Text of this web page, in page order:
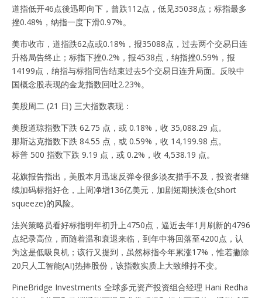
道指低开46点後迅即向下，曾跌112点，低见35038点；标指最多
挫0.48%，纳指一度下滑0.97%。
美市收市，道指跌62点或0.18%，报35088点，过去两个交易日连
升格局告终止；标指下挫0.2%，报4538点，纳指挫0.59%，报
14199点，纳指与标指同告结束过去5个交易日连升局面。反映中
国概念股表现的金龙指数回吐2.23%。
美股周二 (21 日) 三大指数表现：
美股道琼指数下跌 62.75 点，或 0.18%，收 35,088.29 点。
那斯达克指数下跌 84.55 点，或 0.59%，收 14,199.98 点。
标普 500 指数下跌 9.19 点，或 0.2%，收 4,538.19 点。
花旗报告指出，美股本月迅速反弹令很多淡友措手不及，投资者继
续加码标指好仓，上周净增136亿美元，加剧短期挟淡仓(short
squeeze)的风险。
法兴策略员看好标指明年初升上4750点，逼近去年1月刷新的4796
点纪录高位，而随着温和衰退来临，到年中将回落至4200点，认
为这是低吸良机；该行又提到，虽然标指今年累涨17%，惟若撇除
20只人工智能(AI)热捧股份，该指数实质上大致维持不变。
PineBridge Investments 全球多元资产投资组合经理 Hani Redha